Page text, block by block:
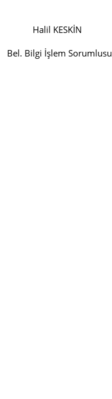
Halil KESKİN
Bel. Bilgi İşlem Sorumlusu